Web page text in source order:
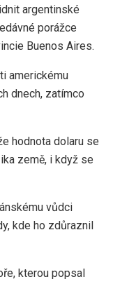
argentinské
porážce
Buenos Aires.
americkému
dnech, zatímco
hodnota dolaru se
země, i když se
vůdci
kde ho zdůraznil
kterou popsal